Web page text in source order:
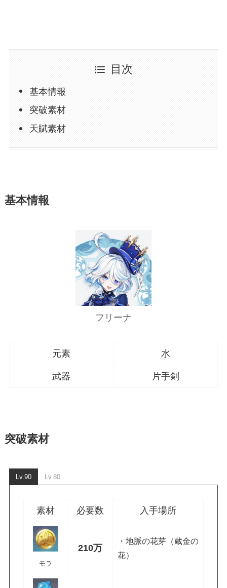
目次
基本情報
突破素材
天賦素材
基本情報
フリーナ
元素 水
武器 片手剣
突破素材
Lv.90 Lv.80
素材 必要数 入手場所
モラ
210万
・地脈の花芽（蔵金の
花）